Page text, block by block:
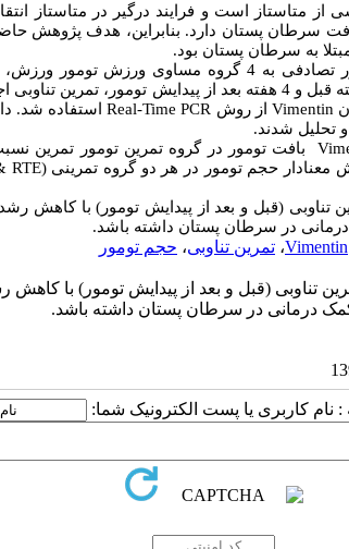
متاستاز است و فرایند درگیر در متاستاز
پستان دارد. بنابراین، هدف پژوهش حاضر
به سرطان پستان بود.
: تعداد 32 موش ماده نژاد بالب‌سی به‌طور تصادفی به 4
ورزش و گروه ورزش تومور استراحت تقسیم شدند. 6 هفته قبل و 4 هفته
Vimentinاز روش Real-Time PCRاستفاده شد.
تحلیل شدند.
بافت تومور در گروه تمرین تومور تمرین
معنادار حجم تومور در هر دو گروه تمرینی (RTE
(قبل و بعد از پیدایش تومور) با کاهش رشد
در سرطان پستان داشته باشد.
Vimentin، تمرین تناوبی، حجم تومور
تناوبی (قبل و بعد از پیدایش تومور) با کاهش
درمانی در سرطان پستان داشته باشد.
: نام کاربری یا پست الکترونیک شما: